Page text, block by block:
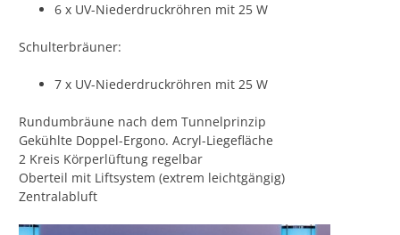
6 x UV-Niederdruckröhren mit 25 W
Schulterbräuner:
7 x UV-Niederdruckröhren mit 25 W
Rundumbräune nach dem Tunnelprinzip
Gekühlte Doppel-Ergono. Acryl-Liegefläche
2 Kreis Körperlüftung regelbar
Oberteil mit Liftsystem (extrem leichtgängig)
Zentralabluft